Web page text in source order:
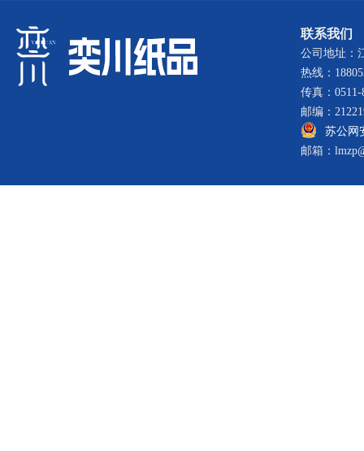
联系我们
公司地址：
热线：
传真：0511-
邮编：
苏公网
邮箱：